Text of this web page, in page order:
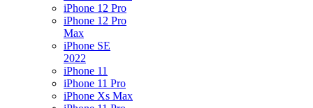
iPhone 12 Pro
iPhone 12 Pro
Max
iPhone SE
2022
iPhone 11
iPhone 11 Pro
iPhone Xs Max